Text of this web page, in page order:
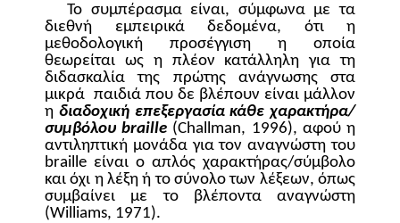
Το συμπέρασμα είναι, σύμφωνα με τα
διεθνή εμπειρικά δεδομένα, ότι η
μεθοδολογική προσέγγιση η οποία
θεωρείται ως η πλέον κατάλληλη για τη
διδασκαλία της πρώτης ανάγνωσης στα
μικρά παιδιά που δε βλέπουν είναι μάλλον
η διαδοχική επεξεργασία κάθε χαρακτήρα/
συμβόλουbraille (Challman, 1996), αφού η
αντιληπτική μονάδα για τον αναγνώστη του
braille είναι ο απλός χαρακτήρας/σύμβολο
και όχι η λέξη ή το σύνολο των λέξεων, όπως
συμβαίνει με το βλέποντα αναγνώστη
(Williams, 1971).